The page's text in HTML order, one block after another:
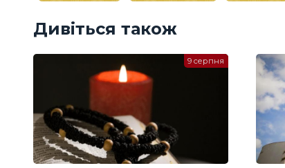
Дивіться також
9 серпня